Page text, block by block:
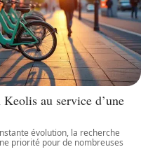
au service d’une
évolution, la recherche
priorité pour de nombreuses